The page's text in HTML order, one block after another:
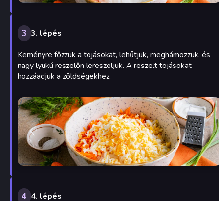
3 3. lépés
Keményre főzzük a tojásokat, lehűtjük, meghámozzuk, és
nagy lyukú reszelőn lereszeljük. A reszelt tojásokat
hozzáadjuk a zöldségekhez.
4 4. lépés